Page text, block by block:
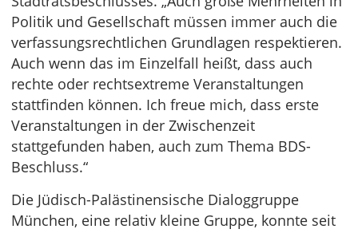
Politik und Gesellschaft müssen immer auch die
verfassungsrechtlichen Grundlagen respektieren.
Auch wenn das im Einzelfall heißt, dass auch
rechte oder rechtsextreme Veranstaltungen
stattfinden können. Ich freue mich, dass erste
Veranstaltungen in der Zwischenzeit
stattgefunden haben, auch zum Thema BDS-
Beschluss.“
Die Jüdisch-Palästinensische Dialoggruppe
München, eine relativ kleine Gruppe, konnte seit